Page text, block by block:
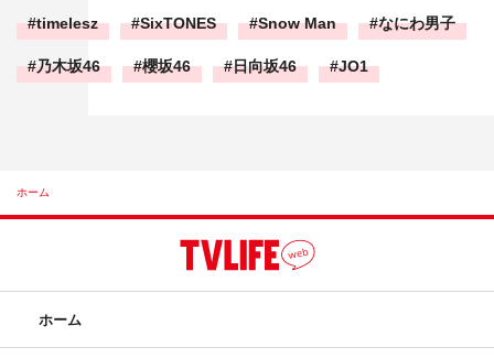
timelesz SixTONES Snow Man なにわ男子
乃木坂46 櫻坂46 日向坂46 JO1
ホーム
ホーム